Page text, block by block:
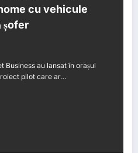
cu vehicule
șofer
Business au lansat în orașul
pilot care ar…